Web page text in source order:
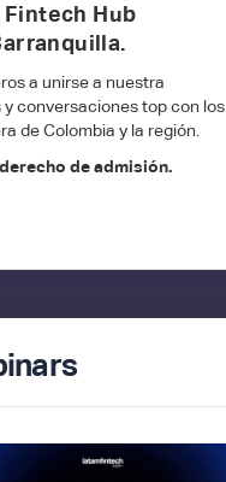
Fintech Hub
a unirse a nuestra
conversaciones top con los
de Colombia y la región.
de admisión.